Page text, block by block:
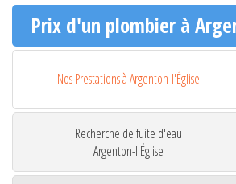
Prix d'un plombier à
Nos Prestations à Argenton-l'Église
Recherche de fuite d'eau
Argenton-l'Église